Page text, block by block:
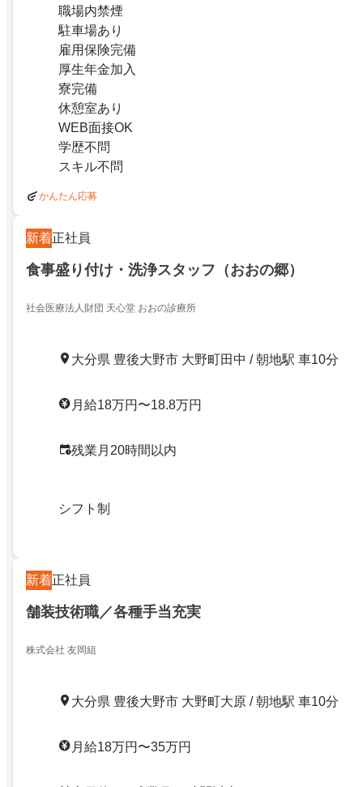
職場内禁煙
駐車場あり
雇用保険完備
厚生年金加入
寮完備
休憩室あり
WEB面接OK
学歴不問
スキル不問
かんたん応募
新着正社員
食事盛り付け・洗浄スタッフ（おおの郷）
社会医療法人財団 天心堂 おおの診療所
大分県 豊後大野市 大野町田中 / 朝地駅 車10分
月給18万円〜18.8万円
残業月20時間以内
シフト制
新着正社員
舗装技術職／各種手当充実
株式会社 友岡組
大分県 豊後大野市 大野町大原 / 朝地駅 車10分
月給18万円〜35万円